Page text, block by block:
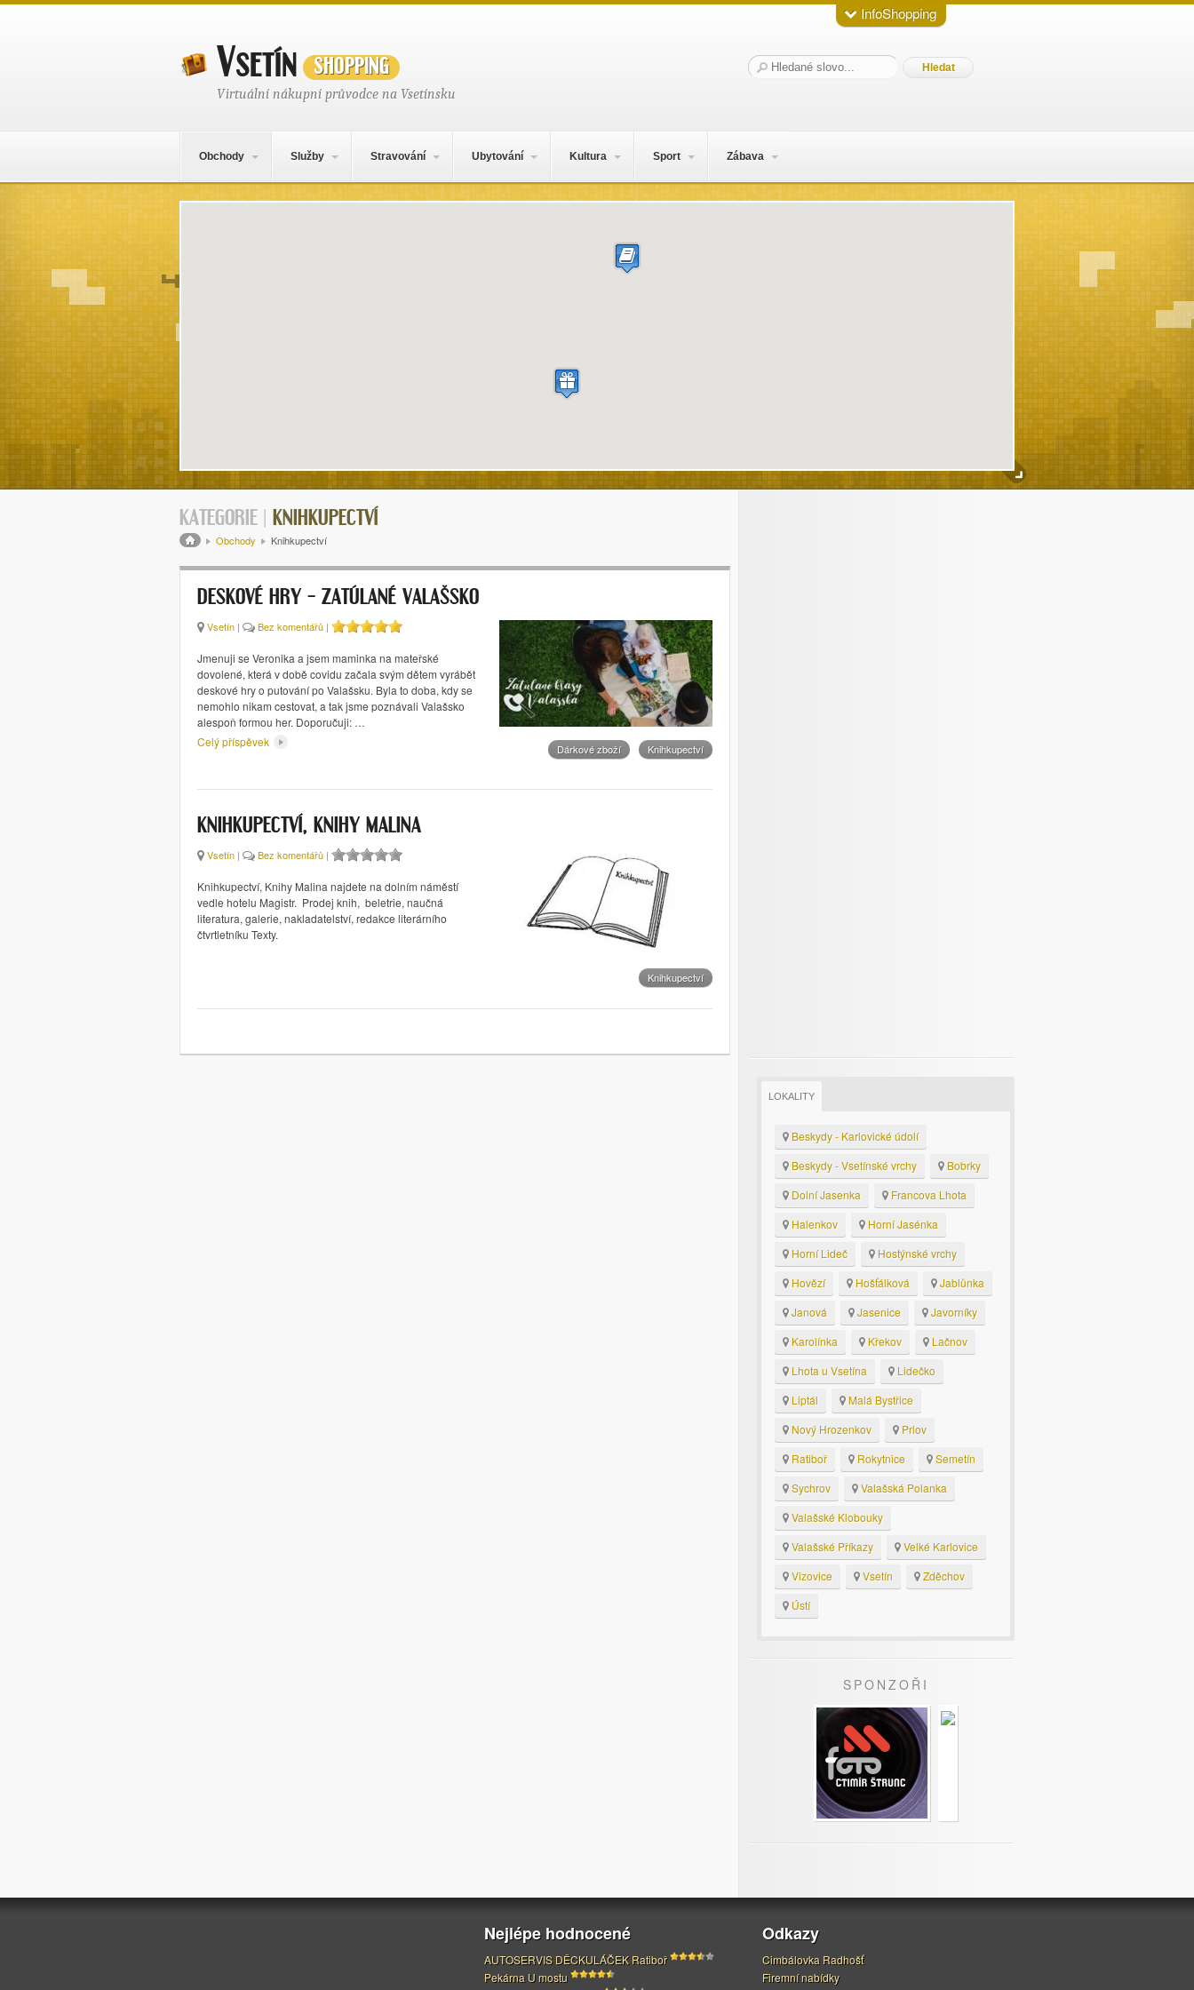
Vsetínshopping
Virtuální nákupní průvodce na Vsetínsku
Hledat:
Obchody Služby Stravování Ubytování Kultura Sport Zábava
Mapa obsahu
KATEGORIE | KNIHKUPECTVÍ
Drobečková navigace
Obchody Knihkupectví
DESKOVÉ HRY – ZATÚLANÉ VALAŠSKO
Dárkové zboží Knihkupectví
Vsetín | Bez komentářů |
Jmenuji se Veronika a jsem maminka na mateřské
dovolené, která v době covidu začala svým dětem vyrábět
deskové hry o putování po Valašsku. Byla to doba, kdy se
nemohlo nikam cestovat, a tak jsme poznávali Valašsko
alespoň formou her. Doporučuji: …
Celý příspěvek
KNIHKUPECTVÍ, KNIHY MALINA
Knihkupectví
Vsetín | Bez komentářů |
Knihkupectví, Knihy Malina najdete na dolním náměstí
vedle hotelu Magistr. Prodej knih, beletrie, naučná
literatura, galerie, nakladatelství, redakce literárního
čtvrtletníku Texty.
LOKALITY
Beskydy - Karlovické údolí
Beskydy - Vsetínské vrchy
Bobrky
Dolní Jasenka
Francova Lhota
Halenkov
Horní Jasénka
Horní Lideč
Hostýnské vrchy
Hovězí
Hošťálková
Jablůnka
Janová
Jasenice
Javorníky
Karolínka
Křekov
Lačnov
Lhota u Vsetína
Lidečko
Liptál
Malá Bystřice
Nový Hrozenkov
Prlov
Ratiboř
Rokytnice
Semetín
Sychrov
Valašská Polanka
Valašské Klobouky
Valašské Příkazy
Velké Karlovice
Vizovice
Vsetín
Zděchov
Ústí
SPONZOŘI
Nejlépe hodnocené
AUTOSERVIS DĚCKULÁČEK Ratiboř
Pekárna U mostu
Odkazy
Cimbálovka Radhošť
Firemní nabídky
InfoShopping